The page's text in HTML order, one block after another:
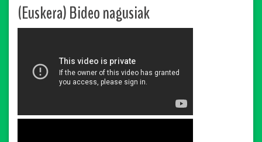
(Euskera) Bideo nagusiak